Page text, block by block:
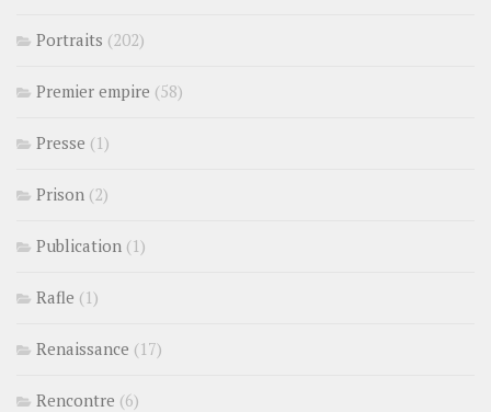
Portraits (202)
Premier empire (58)
Presse (1)
Prison (2)
Publication (1)
Rafle (1)
Renaissance (17)
Rencontre (6)